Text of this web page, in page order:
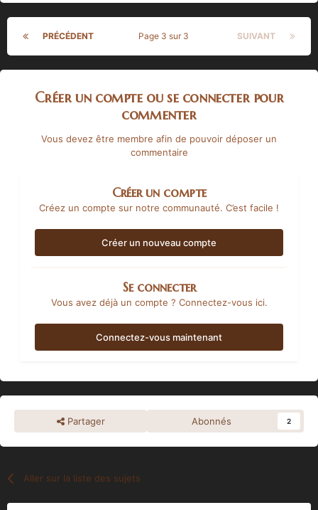
PRÉCÉDENT SUIVANT
Page 3 sur 3
Créer un compte ou se connecter pour
commenter
Vous devez être membre afin de pouvoir déposer un
commentaire
Créer un compte
Créez un compte sur notre communauté. C’est facile !
Créer un nouveau compte
Se connecter
Vous avez déjà un compte ? Connectez-vous ici.
Connectez-vous maintenant
Partager Abonnés 2
Aller sur la liste des sujets